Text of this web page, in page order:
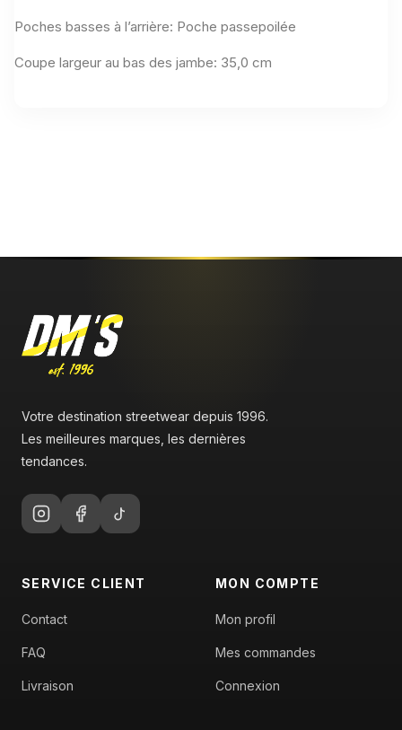
Poches basses à l’arrière: Poche passepoilée
Coupe largeur au bas des jambe: 35,0 cm
Votre destination streetwear depuis 1996.
Les meilleures marques, les dernières
tendances.
SERVICE CLIENT
Contact
FAQ
Livraison
MON COMPTE
Mon profil
Mes commandes
Connexion